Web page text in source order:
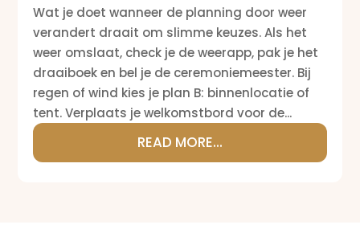
Wat je doet wanneer de planning door weer
verandert draait om slimme keuzes. Als het
weer omslaat, check je de weerapp, pak je het
draaiboek en bel je de ceremoniemeester. Bij
regen of wind kies je plan B: binnenlocatie of
tent. Verplaats je welkomstbord voor de...
READ MORE...